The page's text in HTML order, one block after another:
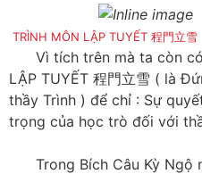
TRÌNH MÔN LẬP TUYẾT 程門立雪
Vì tích trên mà ta còn có
LẬP TUYẾT 程門立雪 ( là
thầy Trình ) để chỉ : Sự
trọng của học trò đối với
Trong Bích Câu Kỳ Ngộ